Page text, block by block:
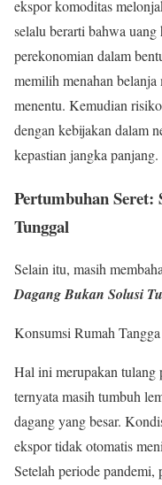
ekspor komoditas
selalu berarti bahwa
perekonomian dalam
memilih menahan
menentu. Kemudian
dengan kebijakan dalam
kepastian jangka panjang.
Pertumbuhan Seret:
Tunggal
Selain itu, masih
Dagang Bukan Solusi
Konsumsi Rumah
Hal ini merupakan tulang
ternyata masih tumbuh
dagang yang besar.
ekspor tidak otomatis
Setelah periode